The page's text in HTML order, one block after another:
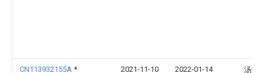
CN113932155A * 2021-11-10 2022-01-14 汤文